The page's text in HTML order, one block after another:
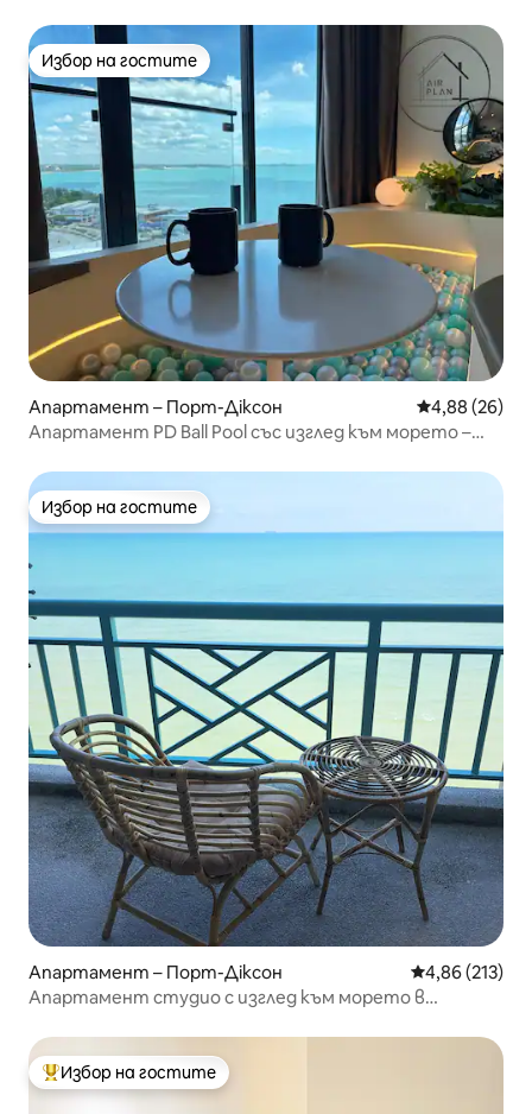
Избор на гостите
Избор на гостите
Апартамент – Порт-Діксон Средна
4,88 (26)
Апартамент PD Ball Pool със изглед към морето –
Избор на гостите
Избор на гостите
Апартамент – Порт-Діксон Средна
4,86 (213)
Апартамент студио с изглед към морето в
Най-популярен избор на гостите
Избор на гостите